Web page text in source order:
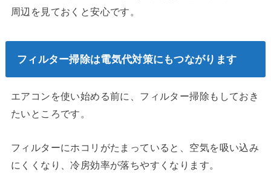
周辺を見ておくと安心です。
フィルター掃除は電気代対策にもつながります
エアコンを使い始める前に、フィルター掃除もしておき
たいところです。
フィルターにホコリがたまっていると、空気を吸い込み
にくくなり、冷房効率が落ちやすくなります。